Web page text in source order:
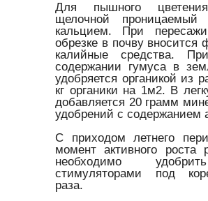
Для пышного
щелочной проницаемый
кальцием. При
обрезке в почву вносится
калийные средства.
содержании гумуса в
удобряется органикой из
кг органики на 1м2. В
добавляется 20 грамм
удобрений с содержанием
С приходом летнего
момент активного роста
необходимо
стимуляторами под
раза.